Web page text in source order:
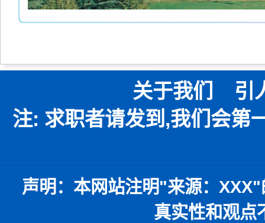
关于我们 引
注: 求职者请发到,我们会第
声明：本网站注明"来源： XXX"
真实性和观点